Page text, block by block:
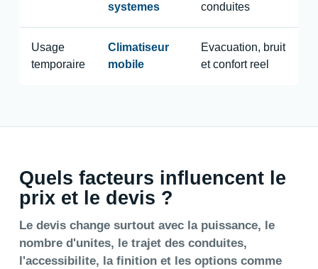
systemes
conduites
Usage
temporaire
Climatiseur
mobile
Evacuation, bruit
et confort reel
Quels facteurs influencent le
prix et le devis ?
Le devis change surtout avec la puissance, le
nombre d'unites, le trajet des conduites,
l'accessibilite, la finition et les options comme